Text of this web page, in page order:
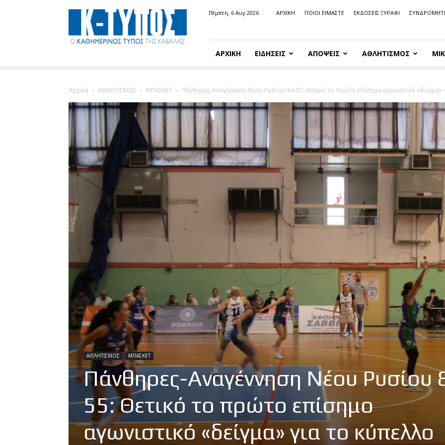
Κ-
ΤΥΠΟΣ
Πέμπτη, 6 Αυγ 2026 ΑΡΧΙΚΗ ΠΟΙΟΙ ΕΙΜΑΣΤΕ ΕΚΔΟΣΕΙΣ ΞΥΡΑΦΙ
ΑΡΧΙΚΗ ΕΙΔΗΣΕΙΣ ΑΠΟΨΕΙΣ ΑΘΛΗΤΙΣΜΟΣ
Αρχική ΑΘΛΗΤΙΣΜΟΣ ΜΠΑΣΚΕΤ Πάνθηρες-Αναγέννηση Νέου Ρυσίου 84-55: Θετικό το πρώτο επίσημο αγωνιστικό «δείγμα»
ΑΘΛΗΤΙΣΜΟΣ ΜΠΑΣΚΕΤ
Πάνθηρες-Αναγέννηση Νέου Ρυσίου
55: Θετικό το πρώτο επίσημο
αγωνιστικό «δείγμα» για το κύπελλο